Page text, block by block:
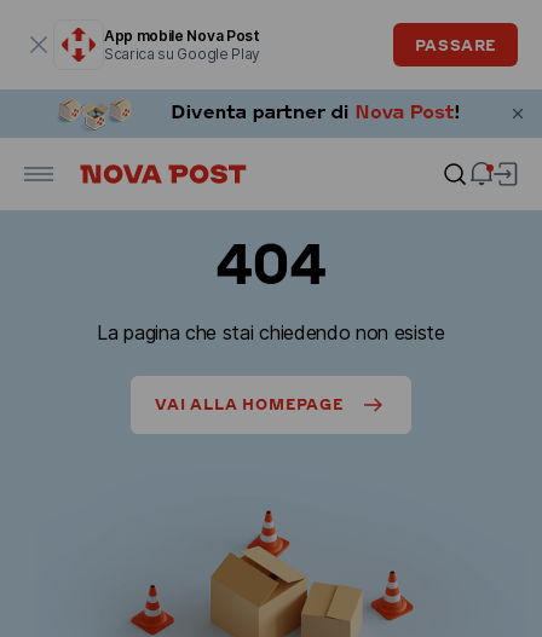
App mobile Nova Post
Scarica su Google Play
PASSARE
404
La pagina che stai chiedendo non esiste
VAI ALLA HOMEPAGE